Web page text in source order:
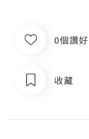
0個讚好
收藏